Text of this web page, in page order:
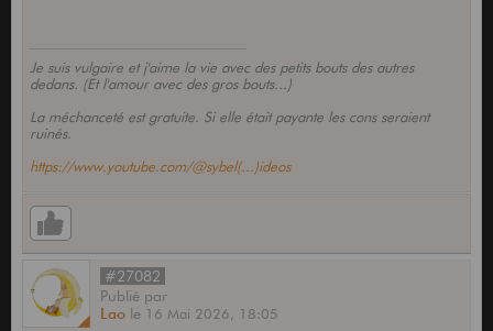
Je suis vulgaire et j'aime la vie avec des petits bouts des autres
dedans. (Et l'amour avec des gros bouts...)
La méchanceté est gratuite. Si elle était payante les cons seraient
ruinés.
https://www.youtube.com/@sybel(...)ideos
#27082
Publié par
Lao le 16 Mai 2026, 18:05